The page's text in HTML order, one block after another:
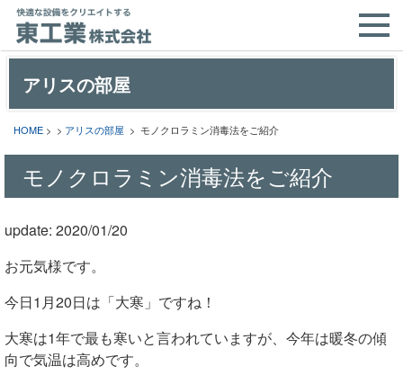
アリスの部屋
HOME > > アリスの部屋 > モノクロラミン消毒法をご紹介
モノクロラミン消毒法をご紹介
update: 2020/01/20
お元気様です。
今日1月20日は「大寒」ですね！
大寒は1年で最も寒いと言われていますが、今年は暖冬の傾
向で気温は高めです。